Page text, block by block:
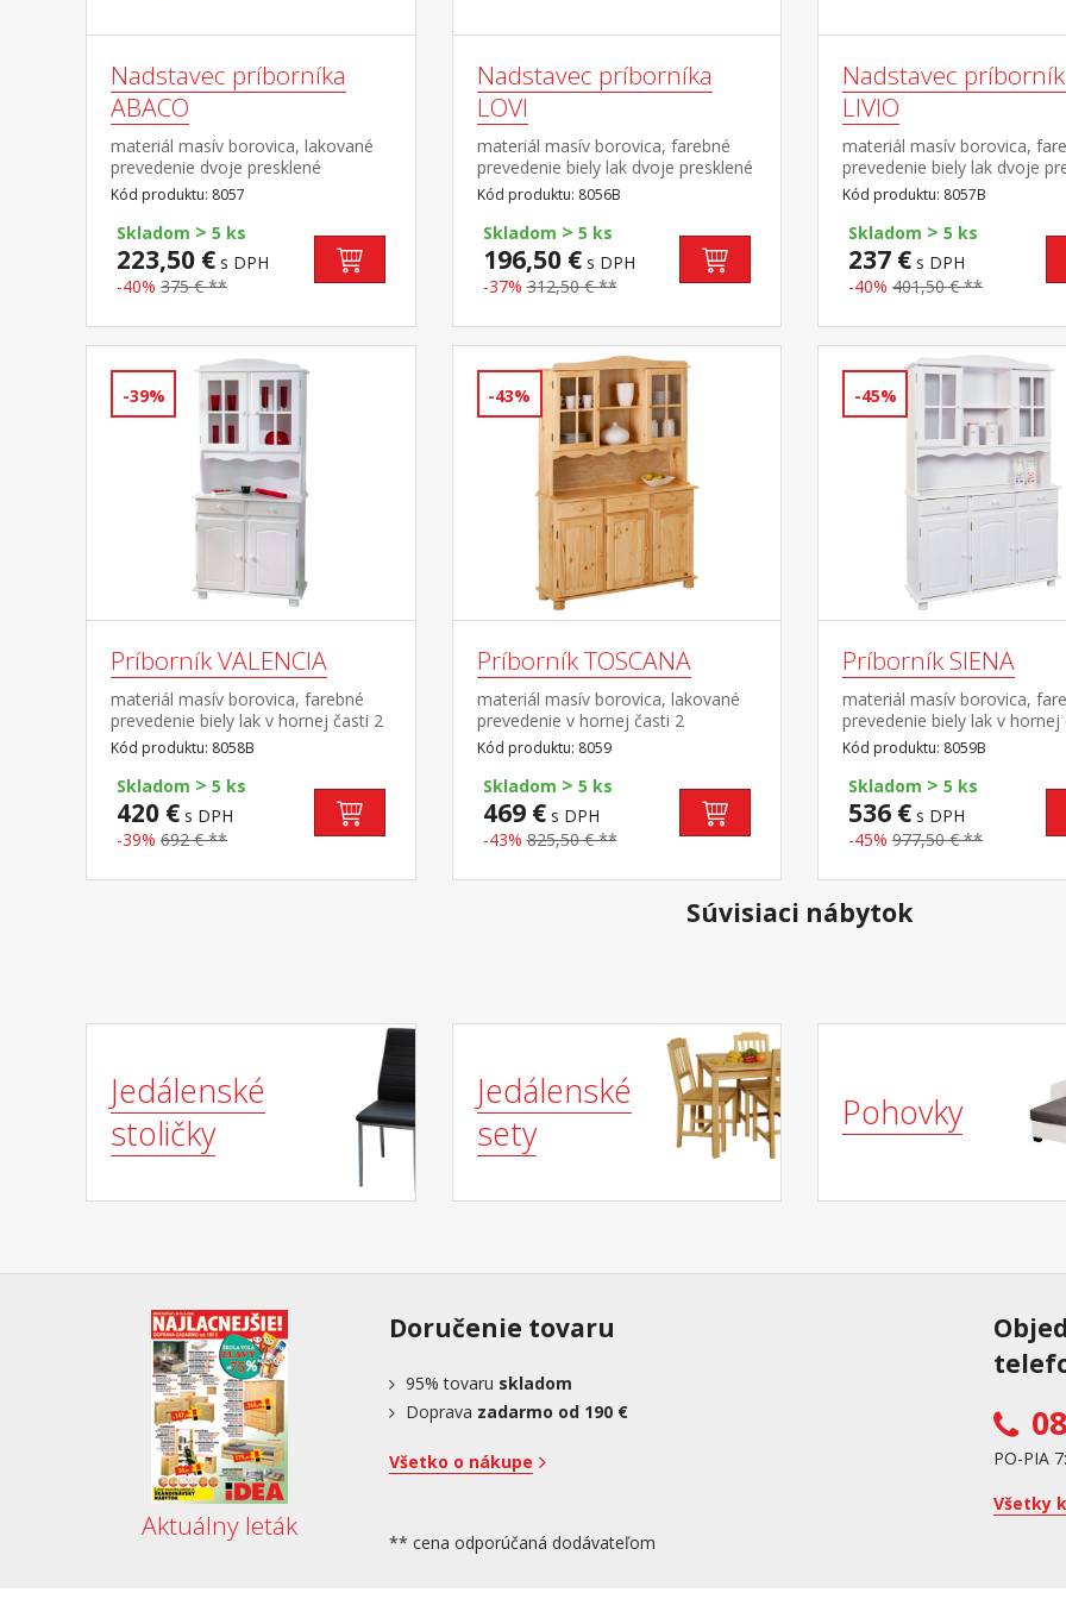
Nadstavec príborníka
ABACO
materiál masív borovica, lakované
prevedenie dvoje presklené
dvierka doplnok príborníka ABACO
ID30500010 PAMINA, LOVI,
ABACO, LIVIO, ALICANTE,
VALENCIA, TOSCANA, SIENA
Kód produktu: 8057
Skladom > 5 ks
223,50 € s DPH
-40% 375 € **
Nadstavec príborníka
LOVI
materiál masív borovica, farebné
prevedenie biely lak dvoje presklené
dvierka doplnok príborníka LOVI
ID20900802 PAMINA, LOVI,
ABACO, LIVIO, ALICANTE,
VALENCIA, TOSCANA, SIENA
Kód produktu: 8056B
Skladom > 5 ks
196,50 €s DPH
-37% 312,50 € **
Nadstavec
LIVIO
materiál masív borovica,
prevedenie biely lak dvoje
dvierka doplnok príborníka
ID20900810 PAMINA, LOVI,
ABACO, LIVIO, ALICANTE,
VALENCIA, TOSCANA, SIENA
Kód produktu: 8057B
Skladom > 5 ks
237 € s DPH
-40% 401,50 € **
-39%
Príborník VALENCIA
materiál masív borovica, farebné
prevedenie biely lak v hornej časti 2
presklené dvierka v spodnej časti 2
plné dvierka, 2 zásuvky s kovovými
pojazdmi hĺbka hornej časti 32
cm zostava príborníka LOVI
ID20900802 a nadstavca LOVI
8056B PAMINA, LOVI, ABACO,
Kód produktu: 8058B
Skladom > 5 ks
420 € s DPH
-39% 692 € **
-43%
Príborník TOSCANA
materiál masív borovica, lakované
prevedenie v hornej časti 2
presklené dvierka, 2 police v
spodnej časti 3 plné dvierka, 3
zásuvky s kovovými pojazdmi hĺbka
hornej časti 32 cm zostava
príborníka ABACO ID30500010 a
nadstavca ABACO 8057 PAMINA,
Kód produktu: 8059
Skladom > 5 ks
469 €s DPH
-43% 825,50 € **
-45%
Príborník SIENA
materiál masív borovica,
prevedenie biely lak v hornej
presklené dvierka, 2 police v
spodnej časti 3 plné dvierka,
zásuvky s kovovými
hornej časti 32 cm zostava
príborníka LIVIO
nadstavca LIVIO 8057B
Kód produktu: 8059B
Skladom > 5 ks
536 € s DPH
-45% 977,50 € **
Súvisiaci nábytok
Jedálenské
stoličky
Jedálenské
sety
Pohovky
Aktuálny leták
Doručenie tovaru
95% tovaru skladom
Doprava zadarmo od 190 €
Všetko o nákupe
** cena odporúčaná dodávateľom
PO-PIA
Všetky